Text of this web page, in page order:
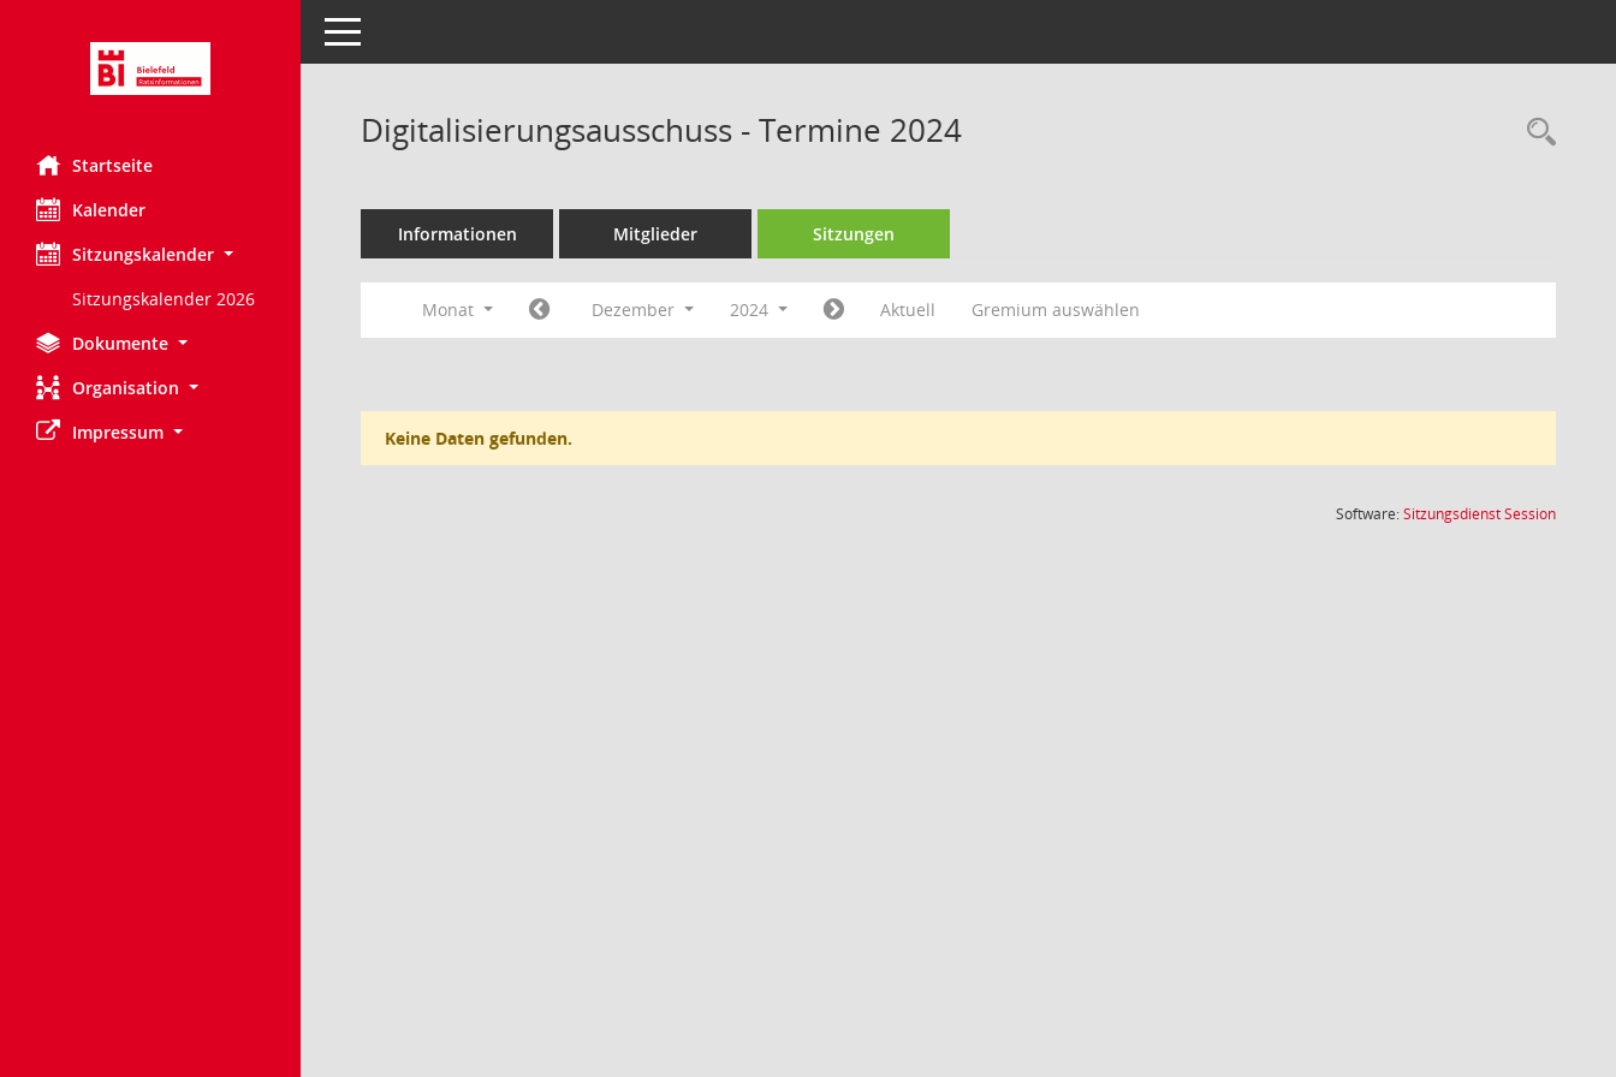
Startseite
Kalender
Sitzungskalender
Sitzungskalender 2026
Dokumente
Organisation
Impressum
Toggle navigation
Digitalisierungsausschuss - Termine 2024
Informationen Mitglieder Sitzungen
Monat Dezember 2024 Aktuell Gremium auswählen
Keine Daten gefunden.
Software:SitzungsdienstSession(Wird in